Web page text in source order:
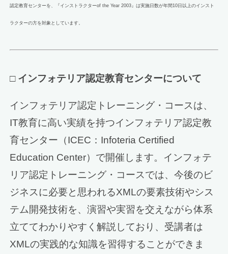
認定教育センターを、『インストラクターof the Year 2003』は実施日数が年間10日以上のインスト
ラクターの方を対象としています。
□ インフォテリア認定教育センターについて
インフォテリア認定トレーニング・コースは、
IT教育に高い実績を持つインフォテリア認定教
育センター（ICEC：Infoteria Certified
Education Center）で開催します。インフォテ
リア認定トレーニング・コースでは、今後のビ
ジネスに必要と思われるXMLの要素技術やシス
テム開発技術を、演習や実習を交えながら体系
立ててわかりやすく解説しており、受講者は
XMLの実践的な知識を習得することができま